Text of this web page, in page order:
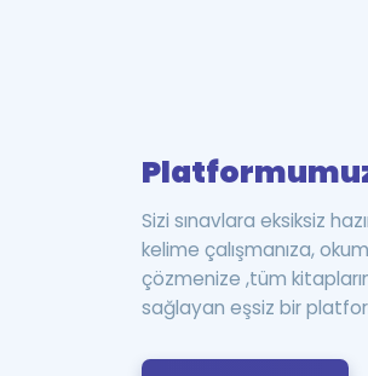
Sizi sınavlara eksiksiz
kelime çalışmanıza,
çözmenize ,tüm
sağlayan eşsiz bir